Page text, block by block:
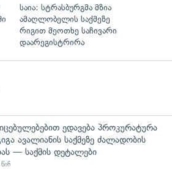
საია: სტრასბურგმა მზია
ამაღლობელის საქმეზე
რიგით მეოთხე საჩივარი
დაარეგისტრირა
ედავება პროკურატურა
ავალიანის საქმეზე ძალადობის
— საქმის დეტალები